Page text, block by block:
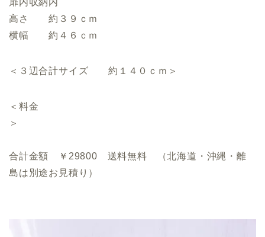
高さ 約３９ｃｍ
横幅 約４６ｃｍ
＜３辺合計サイズ 約１４０ｃｍ＞
＜料金
＞
合計金額 ￥29800 送料無料 （北海道・沖縄・離
島は別途お見積り）